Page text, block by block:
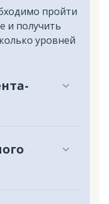
пройти
и получить
уровней